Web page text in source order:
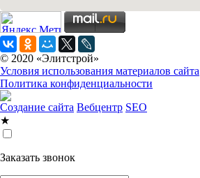
© 2020 «Элитстрой»
Условия использования материалов сайта
Политика конфиденциальности
Создание сайта Вебцентр SEO
★
Заказать звонок